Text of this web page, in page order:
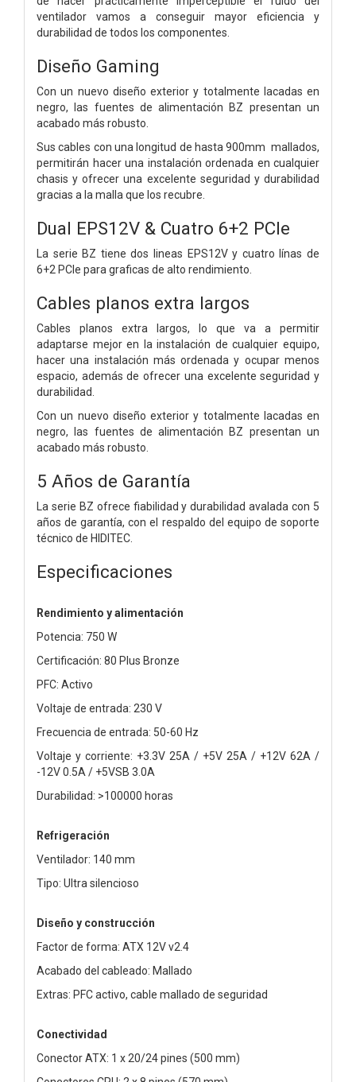
ventilador vamos a conseguir mayor eficiencia y
durabilidad de todos los componentes.
Diseño Gaming
Con un nuevo diseño exterior y totalmente lacadas en
negro, las fuentes de alimentación BZ presentan un
acabado más robusto.
Sus cables con una longitud de hasta 900mm mallados,
permitirán hacer una instalación ordenada en cualquier
chasis y ofrecer una excelente seguridad y durabilidad
gracias a la malla que los recubre.
Dual EPS12V & Cuatro 6+2 PCIe
La serie BZ tiene dos lineas EPS12V y cuatro línas de
6+2 PCIe para graficas de alto rendimiento.
Cables planos extra largos
Cables planos extra largos, lo que va a permitir
adaptarse mejor en la instalación de cualquier equipo,
hacer una instalación más ordenada y ocupar menos
espacio, además de ofrecer una excelente seguridad y
durabilidad.
Con un nuevo diseño exterior y totalmente lacadas en
negro, las fuentes de alimentación BZ presentan un
acabado más robusto.
5 Años de Garantía
La serie BZ ofrece fiabilidad y durabilidad avalada con 5
años de garantía, con el respaldo del equipo de soporte
técnico de HIDITEC.
Especificaciones
Rendimiento y alimentación
Potencia: 750 W
Certificación: 80 Plus Bronze
PFC: Activo
Voltaje de entrada: 230 V
Frecuencia de entrada: 50-60 Hz
Voltaje y corriente: +3.3V 25A / +5V 25A / +12V 62A /
-12V 0.5A / +5VSB 3.0A
Durabilidad: >100000 horas
Refrigeración
Ventilador: 140 mm
Tipo: Ultra silencioso
Diseño y construcción
Factor de forma: ATX 12V v2.4
Acabado del cableado: Mallado
Extras: PFC activo, cable mallado de seguridad
Conectividad
Conector ATX: 1 x 20/24 pines (500 mm)